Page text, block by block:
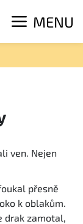
MENU
ven. Nejen
přesně
k oblakům.
drak zamotal,